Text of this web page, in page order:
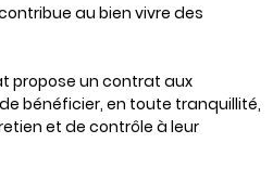
au bien vivre des
propose un contrat aux
bénéficier, en toute tranquillité,
et de contrôle à leur